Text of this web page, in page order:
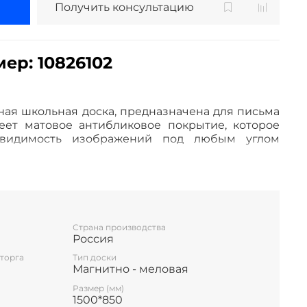
Получить консультацию
10826102
школьная доска, предназначена для письма
матовое антибликовое покрытие, которое
изображений под любым углом
износоустойчивость и прочность.
и принадлежностей.
возможность крепления наглядных учебных
помощью магнитов.
ГОСТ 20064-86 ДОСКИ КЛАССНЫЕ
Страна производства
Россия
Тип доски
Магнитно - меловая
Размер (мм)
1500*850